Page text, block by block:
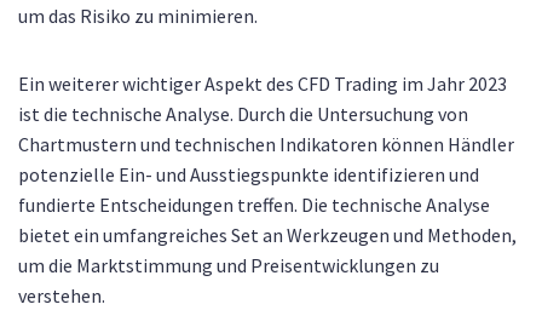
um das Risiko zu minimieren.
Ein weiterer wichtiger Aspekt des CFD Trading im Jahr 2023
ist die technische Analyse. Durch die Untersuchung von
Chartmustern und technischen Indikatoren können Händler
potenzielle Ein- und Ausstiegspunkte identifizieren und
fundierte Entscheidungen treffen. Die technische Analyse
bietet ein umfangreiches Set an Werkzeugen und Methoden,
um die Marktstimmung und Preisentwicklungen zu
verstehen.